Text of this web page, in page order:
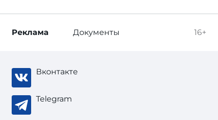
16+
Реклама Документы
Вконтакте
Telegram